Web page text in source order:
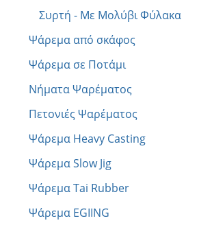
Συρτή - Με Μολύβι Φύλακα
Ψάρεμα από σκάφος
Ψάρεμα σε Ποτάμι
Νήματα Ψαρέματος
Πετονιές Ψαρέματος
Ψάρεμα Heavy Casting
Ψάρεμα Slow Jig
Ψάρεμα Tai Rubber
Ψάρεμα EGIING